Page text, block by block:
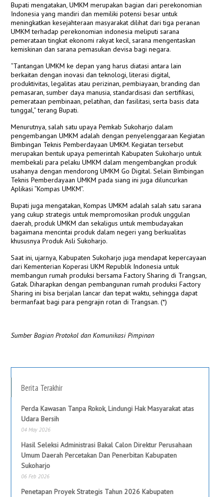
Bupati mengatakan, UMKM merupakan bagian dari perekonomian
Indonesia yang mandiri dan memiliki potensi besar untuk
meningkatkan kesejahteraan masyarakat dilihat dari tiga peranan
UMKM terhadap perekonomian indonesia meliputi sarana
pemerataan tingkat ekonomi rakyat kecil, sarana mengentaskan
kemiskinan dan sarana pemasukan devisa bagi negara.
“Tantangan UMKM ke depan yang harus diatasi antara lain
berkaitan dengan inovasi dan teknologi, literasi digital,
produktivitas, legalitas atau perizinan, pembiayaan, branding dan
pemasaran, sumber daya manusia, standardisasi dan sertifikasi,
pemerataan pembinaan, pelatihan, dan fasilitasi, serta basis data
tunggal,” terang Bupati.
Menurutnya, salah satu upaya Pemkab Sukoharjo dalam
pengembangan UMKM adalah dengan penyelenggaraan Kegiatan
Bimbingan Teknis Pemberdayaan UMKM. Kegiatan tersebut
merupakan bentuk upaya pemerintah Kabupaten Sukoharjo untuk
membekali para pelaku UMKM dalam mengembangkan produk
usahanya dengan mendorong UMKM Go Digital. Selain Bimbingan
Teknis Pemberdayaan UMKM pada siang ini juga diluncurkan
Aplikasi “Kompas UMKM”.
Bupati juga mengatakan, Kompas UMKM adalah salah satu sarana
yang cukup strategis untuk mempromosikan produk unggulan
daerah, produk UMKM dan sekaligus untuk membudayakan
bagaimana mencintai produk dalam negeri yang berkualitas
khususnya Produk Asli Sukoharjo.
Saat ini, ujarnya, Kabupaten Sukoharjo juga mendapat kepercayaan
dari Kementerian Koperasi UKM Republik Indonesia untuk
membangun rumah produksi bersama Factory Sharing di Trangsan,
Gatak. Diharapkan dengan pembangunan rumah produksi Factory
Sharing ini bisa berjalan lancar dan tepat waktu, sehingga dapat
bermanfaat bagi para pengrajin rotan di Trangsan. (*)
Sumber Bagian Protokol dan Komunikasi Pimpinan
Berita Terakhir
Perda Kawasan Tanpa Rokok, Lindungi Hak Masyarakat atas
Udara Bersih
04 May 2026
Hasil Seleksi Administrasi Bakal Calon Direktur Perusahaan
Umum Daerah Percetakan Dan Penerbitan Kabupaten
Sukoharjo
06 Feb 2026
Penetapan Proyek Strategis Tahun 2026 Kabupaten